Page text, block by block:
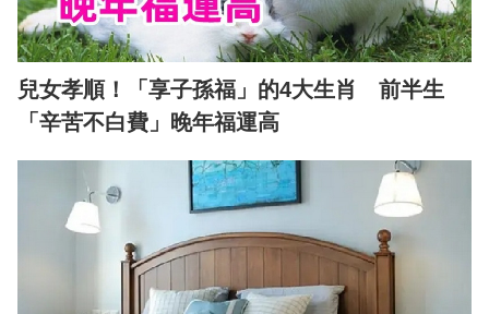
兒女孝順！「享子孫福」的4大生肖 前半生
「辛苦不白費」晚年福運高